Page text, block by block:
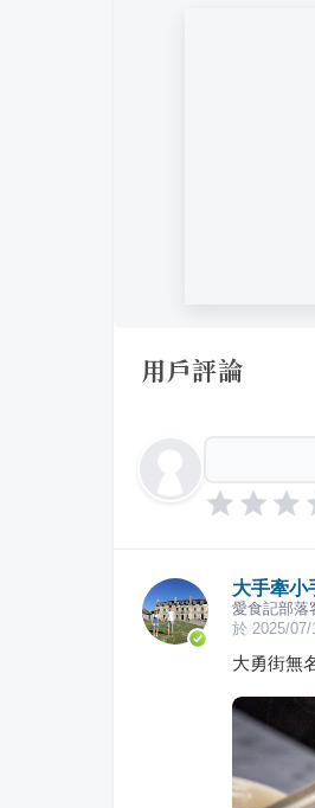
用戶評論
大手牽小
愛食記部落
於 2025/07/
大勇街無